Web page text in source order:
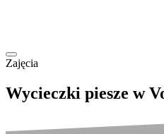
Zajęcia
Wycieczki piesze w